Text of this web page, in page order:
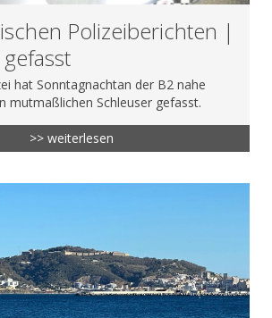
Polizeiberichten |
hat Sonntagnachtan der B2 nahe
mutmaßlichen Schleuser gefasst.
>> weiterlesen